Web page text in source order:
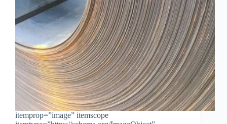
itemprop=”image” itemscope